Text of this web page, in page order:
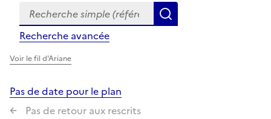
Formulaire
de
recherche
Recherche simple (références, mots clés, partie du
Recherche avancée
Voir le fil d'Ariane
Pas de date pour le plan
Pas de retour aux rescrits